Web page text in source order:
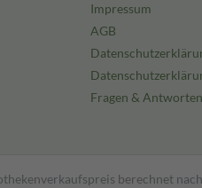
Impressum
AGB
Fragen & Antworten
berechnet